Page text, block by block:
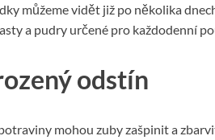
můžeme vidět již po několika
a pudry určené pro každodenní
odstín
mohou zuby zašpinit a